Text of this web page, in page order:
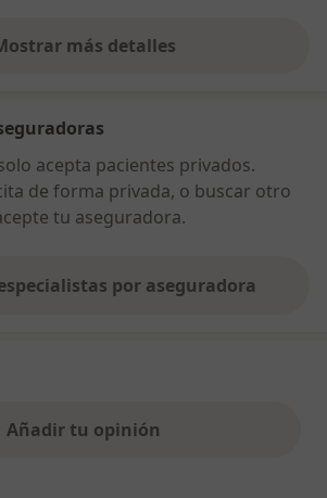
más detalles
sobre la dirección
acepta pacientes privados.
de forma privada, o buscar otro
tu aseguradora.
por aseguradora
Añadir tu opinión